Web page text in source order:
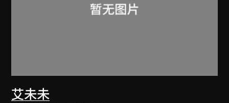
艾未未